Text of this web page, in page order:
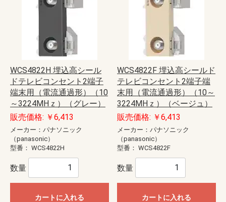
WCS4822H 埋込高シール
ドテレビコンセント2端子
端末用（電流通過形）（10
～3224MHｚ）（グレー）
販売価格: ￥6,413
メーカー：パナソニック
（panasonic）
型番： WCS4822H
数量
カートに入れる
WCS4822F 埋込高シールド
テレビコンセント2端子端
末用（電流通過形）（10～
3224MHｚ）（ベージュ）
販売価格: ￥6,413
メーカー：パナソニック
（panasonic）
型番： WCS4822F
数量
カートに入れる